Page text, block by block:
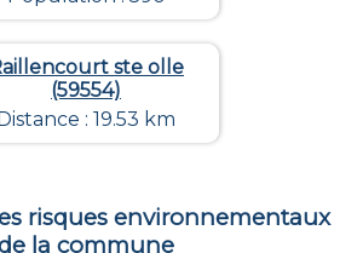
ste olle
(59554)
Distance : 19.53 km
risques environnementaux
la commune